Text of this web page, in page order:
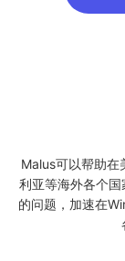
Malus可以帮助在
利亚等海外各个
的问题，加速在